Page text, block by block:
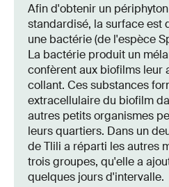
Afin d'obtenir un
standardisé, la surface est
une bactérie (de l'espèce
La bactérie produit un
confèrent aux biofilms leur
collant. Ces substances
extracellulaire du biofilm
autres petits organismes
leurs quartiers. Dans un
de Tlili a réparti les autres
trois groupes, qu'elle a
quelques jours d'intervalle.